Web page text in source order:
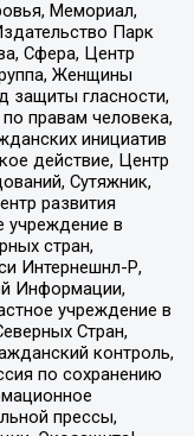
Мемориал,
Парк
Сфера, Центр
Женщины
защиты гласности,
правам человека,
инициатив
действие, Центр
Сутяжник,
развития
учреждение в
стран,
Интернешнл-Р,
Информации,
учреждение в
Стран,
контроль,
по сохранению
прессы,